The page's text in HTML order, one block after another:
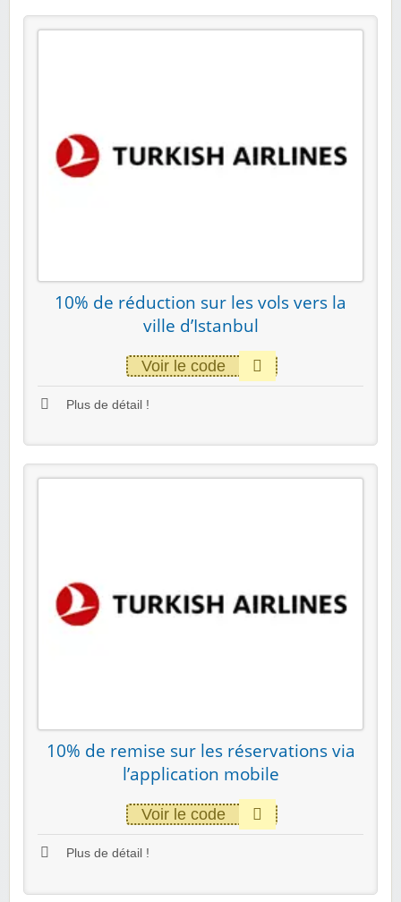
10% de réduction sur les vols vers la
ville d’Istanbul
Voir le code
Plus de détail !
10% de remise sur les réservations via
l’application mobile
Voir le code
Plus de détail !